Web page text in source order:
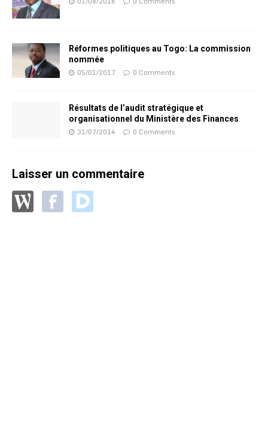
Réformes politiques au Togo: La commission
nommée
05/01/2017 0 Comments
Résultats de l’audit stratégique et
organisationnel du Ministère des Finances
31/07/2014 0 Comments
Laisser un commentaire